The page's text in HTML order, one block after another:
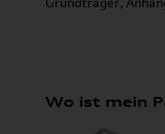
Wo ist mein